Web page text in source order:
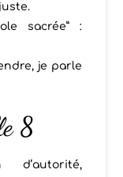
sacrée” :
je parle
8
d’autorité,